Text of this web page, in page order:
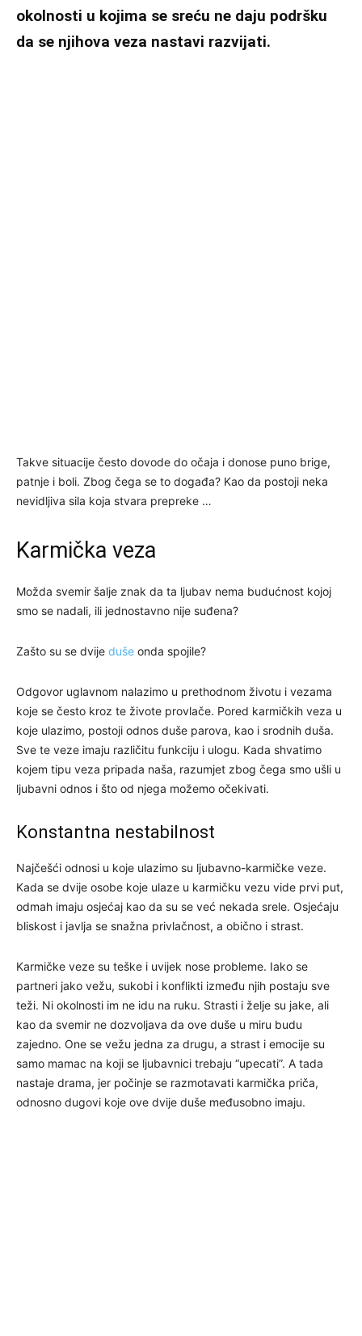
okolnosti u kojima se sreću ne daju podršku
da se njihova veza nastavi razvijati.
Takve situacije često dovode do očaja i donose puno brige,
patnje i boli. Zbog čega se to događa? Kao da postoji neka
nevidljiva sila koja stvara prepreke …
Karmička veza
Možda svemir šalje znak da ta ljubav nema budućnost kojoj
smo se nadali, ili jednostavno nije suđena?
Zašto su se dvije duše onda spojile?
Odgovor uglavnom nalazimo u prethodnom životu i vezama
koje se često kroz te živote provlače. Pored karmičkih veza u
koje ulazimo, postoji odnos duše parova, kao i srodnih duša.
Sve te veze imaju različitu funkciju i ulogu. Kada shvatimo
kojem tipu veza pripada naša, razumjet zbog čega smo ušli u
ljubavni odnos i što od njega možemo očekivati.
Konstantna nestabilnost
Najčešći odnosi u koje ulazimo su ljubavno-karmičke veze.
Kada se dvije osobe koje ulaze u karmičku vezu vide prvi put,
odmah imaju osjećaj kao da su se već nekada srele. Osjećaju
bliskost i javlja se snažna privlačnost, a obično i strast.
Karmičke veze su teške i uvijek nose probleme. Iako se
partneri jako vežu, sukobi i konflikti između njih postaju sve
teži. Ni okolnosti im ne idu na ruku. Strasti i želje su jake, ali
kao da svemir ne dozvoljava da ove duše u miru budu
zajedno. One se vežu jedna za drugu, a strast i emocije su
samo mamac na koji se ljubavnici trebaju “upecati”. A tada
nastaje drama, jer počinje se razmotavati karmička priča,
odnosno dugovi koje ove dvije duše međusobno imaju.